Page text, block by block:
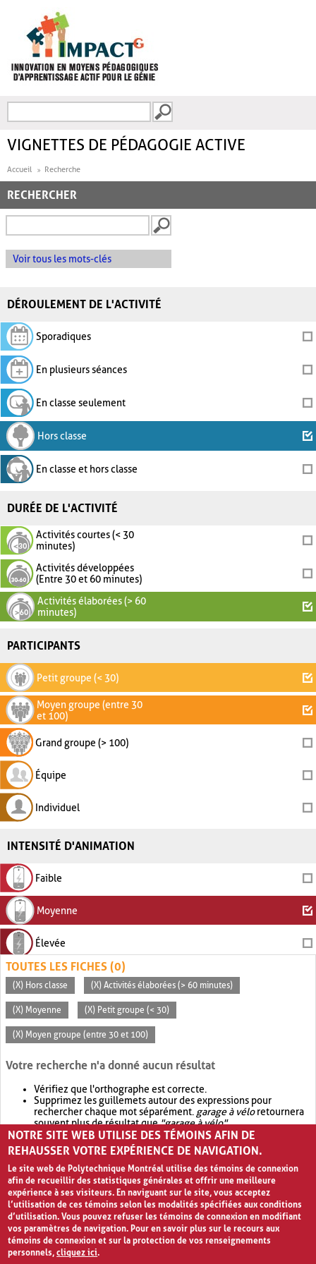
FORMULAIRE DE
VIGNETTES DE PÉDAGOGIE ACTIVE
Accueil Recherche
RECHERCHER
Voir tous les mots-clés
DÉROULEMENT DE L'ACTIVITÉ
Sporadiques
En plusieurs séances
En classe seulement
Hors classe
En classe et hors classe
DURÉE DE L'ACTIVITÉ
Activités courtes (< 30
minutes)
Activités développées
(Entre 30 et 60 minutes)
Activités élaborées (> 60
minutes)
PARTICIPANTS
Petit groupe (< 30)
Moyen groupe (entre 30
et 100)
Grand groupe (> 100)
Équipe
Individuel
INTENSITÉ D'ANIMATION
Faible
Moyenne
Élevée
TOUTES LES FICHES (0)
(X) Hors classe (X) Activités élaborées (> 60 minutes)
(X) Moyenne (X) Petit groupe (< 30)
(X) Moyen groupe (entre 30 et 100)
Votre recherche n'a donné aucun résultat
Vérifiez que l'orthographe est correcte.
Supprimez les guillemets autour des expressions pour
rechercher chaque mot séparément. garage à véloretournera
souvent plus de résultat que"garage à vélo".
Envisagez d'élargir votre recherche avec OR.garage OR vélo
retournera souvent plus de résultat quegarage à vélo
NOTRE SITE WEB UTILISE DES TÉMOINS AFIN DE
REHAUSSER VOTRE EXPÉRIENCE DE NAVIGATION.
Le site web de Polytechnique Montréal utilise des témoins de connexion
afin de recueillir des statistiques générales et offrir une meilleure
expérience à ses visiteurs. En naviguant sur le site, vous acceptez
l’utilisation de ces témoins selon les modalités spécifiées aux conditions
d’utilisation. Vous pouvez refuser les témoins de connexion en modifiant
vos paramètres de navigation. Pour en savoir plus sur le recours aux
témoins de connexion et sur la protection de vos renseignements
personnels,cliquez ici.